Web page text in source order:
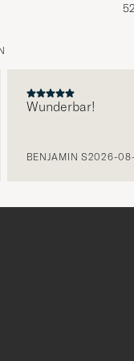
Wunderbar!
BENJAMIN S2026-08-06